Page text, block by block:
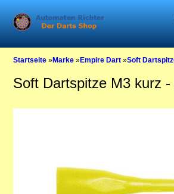
Startseite »Marke »Empire Dart »Soft
Soft Dartspitze M3 kurz -